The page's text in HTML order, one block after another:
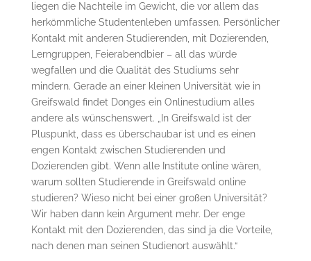
liegen die Nachteile im Gewicht, die vor allem das
herkömmliche Studentenleben umfassen. Persönlicher
Kontakt mit anderen Studierenden, mit Dozierenden,
Lerngruppen, Feierabendbier – all das würde
wegfallen und die Qualität des Studiums sehr
mindern. Gerade an einer kleinen Universität wie in
Greifswald findet Donges ein Onlinestudium alles
andere als wünschenswert. „In Greifswald ist der
Pluspunkt, dass es überschaubar ist und es einen
engen Kontakt zwischen Studierenden und
Dozierenden gibt. Wenn alle Institute online wären,
warum sollten Studierende in Greifswald online
studieren? Wieso nicht bei einer großen Universität?
Wir haben dann kein Argument mehr. Der enge
Kontakt mit den Dozierenden, das sind ja die Vorteile,
nach denen man seinen Studienort auswählt.“